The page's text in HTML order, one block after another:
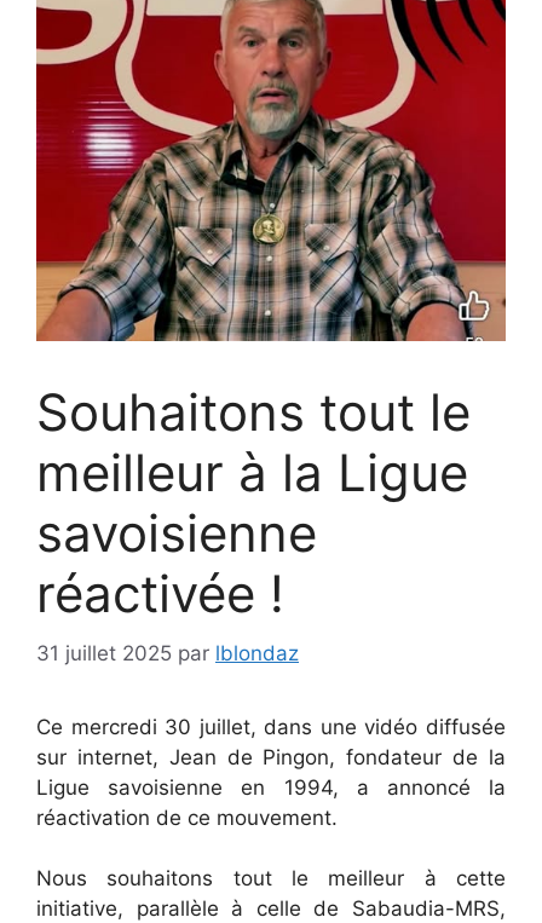
Souhaitons tout le
meilleur à la Ligue
savoisienne
réactivée !
31 juillet 2025 par lblondaz
Ce mercredi 30 juillet, dans une vidéo diffusée
sur internet, Jean de Pingon, fondateur de la
Ligue savoisienne en 1994, a annoncé la
réactivation de ce mouvement.
Nous souhaitons tout le meilleur à cette
initiative, parallèle à celle de Sabaudia-MRS,